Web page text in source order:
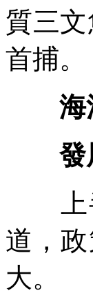
質三
首捕。
海
發展
上半
道，
大。